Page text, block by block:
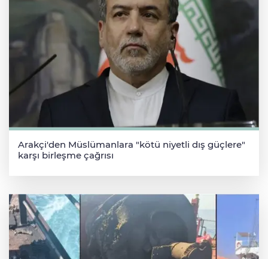
Arakçi'den Müslümanlara "kötü niyetli dış güçlere"
karşı birleşme çağrısı